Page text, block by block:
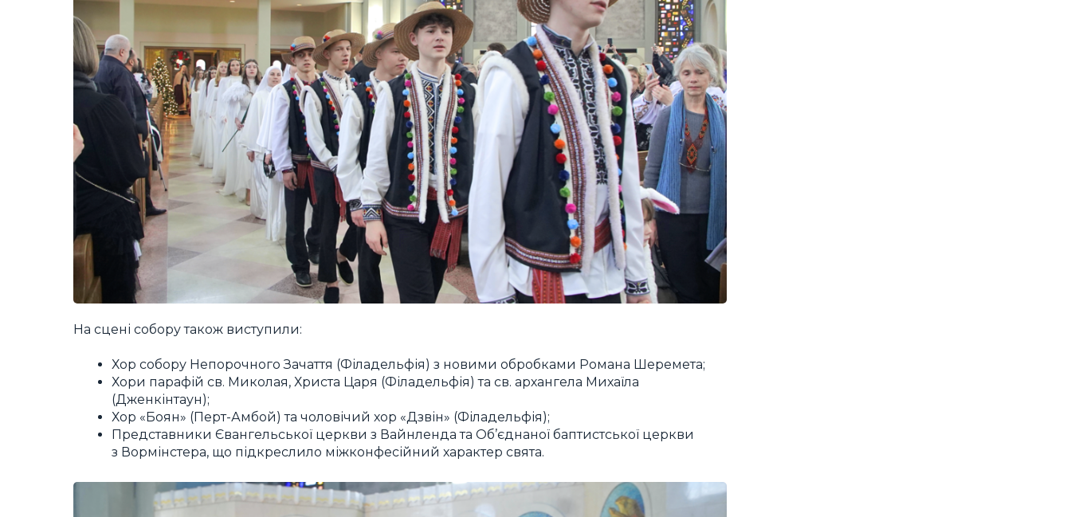
На сцені собору також виступили:
Хор собору Непорочного Зачаття (Філадельфія) з новими обробками Романа Шеремета;
Хори парафій св. Миколая, Христа Царя (Філадельфія) та св. архангела Михаїла
(Дженкінтаун);
Хор «Боян» (Перт-Амбой) та чоловічий хор «Дзвін» (Філадельфія);
Представники Євангельської церкви з Вайнленда та Об’єднаної баптистської церкви
з Вормінстера, що підкреслило міжконфесійний характер свята.